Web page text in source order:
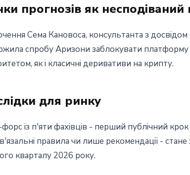
прогнозів як несподіваний
Сема Кановоса, консультанта з досвідом
спробу Аризони заблокувати платформу
як і класичні деривативи на крипту.
для ринку
із п'яти фахівців - перший публічний
правила чи лише рекомендації - стане
кварталу 2026 року.